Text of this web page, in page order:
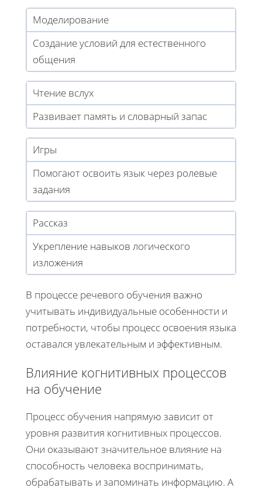
Моделирование
Создание условий для естественного
общения
Чтение вслух
Развивает память и словарный запас
Игры
Помогают освоить язык через ролевые
задания
Рассказ
Укрепление навыков логического
изложения
В процессе речевого обучения важно
учитывать индивидуальные особенности и
потребности, чтобы процесс освоения языка
оставался увлекательным и эффективным.
Влияние когнитивных процессов
на обучение
Процесс обучения напрямую зависит от
уровня развития когнитивных процессов.
Они оказывают значительное влияние на
способность человека воспринимать,
обрабатывать и запоминать информацию. А